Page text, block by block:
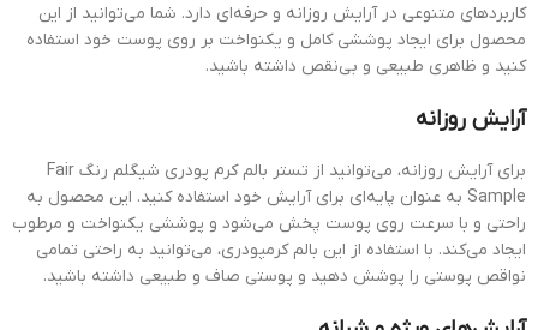
کاربردهای متنوعی در آرایش روزانه و حرفه‌ای دارد. شما می‌توانید از این
محصول برای ایجاد پوششی کامل و یکنواخت بر روی پوست خود استفاده
کنید و ظاهری طبیعی و بی‌نقص داشته باشید.
آرایش روزانه
برای آرایش روزانه، می‌توانید از تستر بالم کرم پودری شیگلم رنگ Fair
Sample به عنوان پایه‌ای برای آرایش خود استفاده کنید. این محصول به
راحتی و با سرعت روی پوست پخش می‌شود و پوششی یکنواخت و مرطوب
ایجاد می‌کند. با استفاده از این بالم کرمپودری، می‌توانید به راحتی تمامی
نواقص پوستی را پوشش دهید و پوستی صاف و طبیعی داشته باشید.